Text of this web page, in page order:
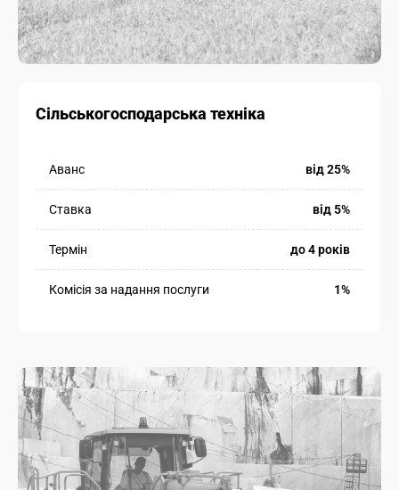
Сільськогосподарська техніка
Аванс від 25%
Ставка від 5%
Термін до 4 років
Комісія за надання послуги 1%